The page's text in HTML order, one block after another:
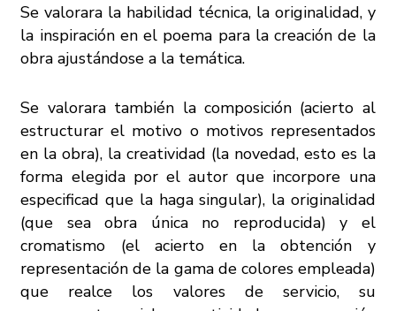
Se valorara la habilidad técnica, la originalidad, y
la inspiración en el poema para la creación de la
obra ajustándose a la temática.
Se valorara también la composición (acierto al
estructurar el motivo o motivos representados
en la obra), la creatividad (la novedad, esto es la
forma elegida por el autor que incorpore una
especificad que la haga singular), la originalidad
(que sea obra única no reproducida) y el
cromatismo (el acierto en la obtención y
representación de la gama de colores empleada)
que realce los valores de servicio, su